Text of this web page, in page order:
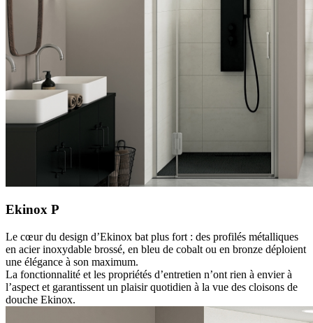
Ekinox P
Le cœur du design d’Ekinox bat plus fort : des profilés métalliques
en acier inoxydable brossé, en bleu de cobalt ou en bronze déploient
une élégance à son maximum.
La fonctionnalité et les propriétés d’entretien n’ont rien à envier à
l’aspect et garantissent un plaisir quotidien à la vue des cloisons de
douche Ekinox.